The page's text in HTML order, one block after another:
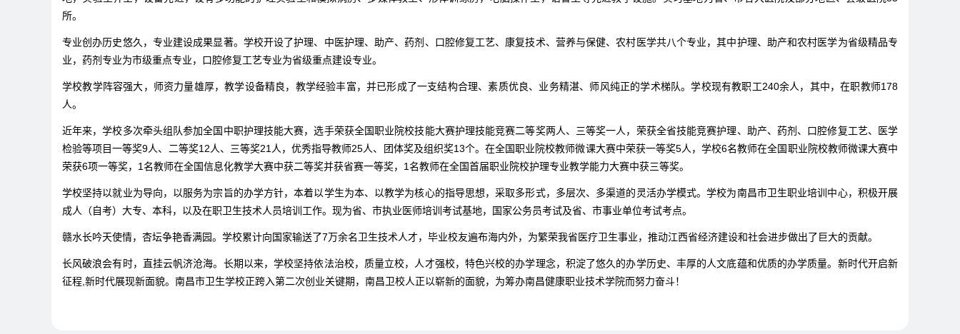
所。
专业创办历史悠久，专业建设成果显著。学校开设了护理、中医护理、助产、药剂、口腔修复工艺、康复技术、营养与保健、农村医学共八个专业，其中护理、助产和农村医学为省级精品专
业，药剂专业为市级重点专业，口腔修复工艺专业为省级重点建设专业。
学校教学阵容强大，师资力量雄厚，教学设备精良，教学经验丰富，并已形成了一支结构合理、素质优良、业务精湛、师风纯正的学术梯队。学校现有教职工240余人，其中，在职教师178
人。
近年来，学校多次牵头组队参加全国中职护理技能大赛，选手荣获全国职业院校技能大赛护理技能竞赛二等奖两人、三等奖一人，荣获全省技能竞赛护理、助产、药剂、口腔修复工艺、医学
检验等项目一等奖9人、二等奖12人、三等奖21人，优秀指导教师25人、团体奖及组织奖13个。在全国职业院校教师微课大赛中荣获一等奖5人，学校6名教师在全国职业院校教师微课大赛中
荣获6项一等奖，1名教师在全国信息化教学大赛中获二等奖并获省赛一等奖，1名教师在全国首届职业院校护理专业教学能力大赛中获三等奖。
学校坚持以就业为导向，以服务为宗旨的办学方针，本着以学生为本、以教学为核心的指导思想，采取多形式，多层次、多渠道的灵活办学模式。学校为南昌市卫生职业培训中心，积极开展
成人（自考）大专、本科，以及在职卫生技术人员培训工作。现为省、市执业医师培训考试基地，国家公务员考试及省、市事业单位考试考点。
赣水长吟天使情，杏坛争艳香满园。学校累计向国家输送了7万余名卫生技术人才，毕业校友遍布海内外，为繁荣我省医疗卫生事业，推动江西省经济建设和社会进步做出了巨大的贡献。
长风破浪会有时，直挂云帆济沧海。长期以来，学校坚持依法治校，质量立校，人才强校，特色兴校的办学理念，积淀了悠久的办学历史、丰厚的人文底蕴和优质的办学质量。新时代开启新
征程,新时代展现新面貌。南昌市卫生学校正跨入第二次创业关键期，南昌卫校人正以崭新的面貌，为筹办南昌健康职业技术学院而努力奋斗！